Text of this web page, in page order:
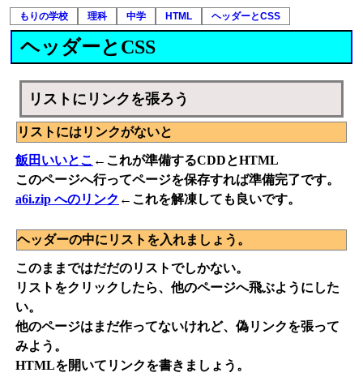
もりの学校 理科 中学 HTML ヘッダーとCSS
ヘッダーとCSS
リストにリンクを張ろう
リストにはリンクがないと
飯田いいとこ ←これが準備するCDDとHTML
このページへ行ってページを保存すれば準備完了です。
a6i.zip へのリンク ←これを解凍しても良いです。
ヘッダーの中にリストを入れましょう。
このままではだだのリストでしかない。
リストをクリックしたら、他のページへ飛ぶようにした
い。
他のページはまだ作ってないけれど、偽リンクを張って
みよう。
HTMLを開いてリンクを書きましょう。